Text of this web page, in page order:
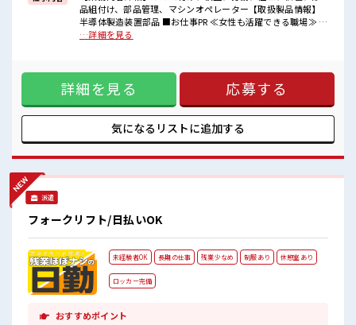
■職場の雰囲気
女性が多い職場ですが男女は問いません！
あなたの個性を大事にできます♪
品組付け、部品管理、マシンオペレーター【取扱製品情報】
半導体製造装置部品 ■お仕事PR ≪女性も活躍できる職場≫ も
ちろん男性の応募も歓迎です！ ≪プライベートが充実する≫
イベート満喫！ ≪髪色自由で自分らしく働く≫ 明るすぎたり
奇抜でなければ基本的に自由！ (規定有)≪機能的な制服アリ
≫ 制服があるので、 毎日の服装の悩み解消♪ ≪自分に合った
期間で働ける≫ 福利厚生が整った派遣のお仕事です！ ■職場
の雰囲気 女性が多い職場ですが男女は問いません！ 応募お待
ちしております！ キバツ過ぎなければ髪色・髪型は自由！ あ
…詳細を見る
詳細を見る 応募する
気になるリストに追加する
派遣
フォークリフト/日払いOK
未経験者OK 長期の仕事 残業少なめ 制服あり 休憩室あり
ロッカー完備
おすすめポイント